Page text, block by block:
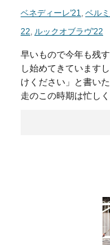
ベネディーレ'21, ベル
22, ルックオブラヴ'22
早いもので今年も残
し始めてきています
けください」と書い
走のこの時期は忙し